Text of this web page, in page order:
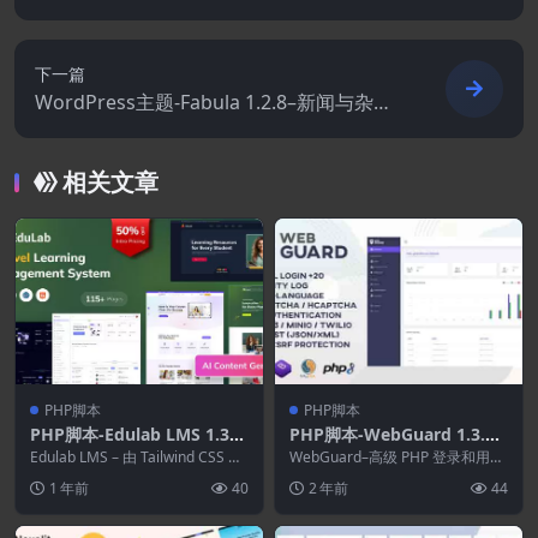
oCommerce WordPress主题
下一篇
WordPress主题-Fabula 1.2.8–新闻与杂志
WordPress主题
相关文章
PHP脚本
PHP脚本-Edulab LMS 1.3–
带有Tailwind CSS的Laravel
学习管理系统
Edulab LMS – 由 Tailwind CSS 提
1 年前 40
PHP脚本
PHP脚本-WebGuard 1.3.5-
高级PHP登录和用户管理
WebGuard–高级 PHP 登录和用户
C...2 年前 44